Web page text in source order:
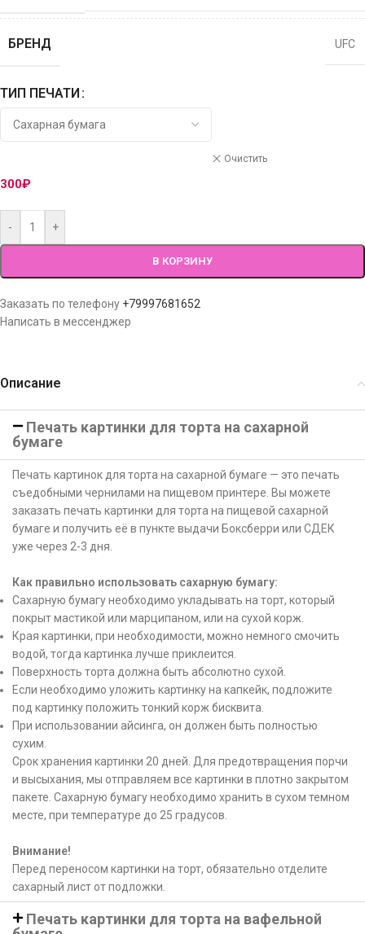
БРЕНД UFC
ТИП ПЕЧАТИ
Очистить
300₽
- +
В КОРЗИНУ
Заказать по телефону +79997681652
Написать в мессенджер
Описание
Печать картинки для торта на сахарной
бумаге
Печать картинок для торта на сахарной бумаге — это печать
съедобными чернилами на пищевом принтере. Вы можете
заказать печать картинки для торта на пищевой сахарной
бумаге и получить её в пункте выдачи Боксберри или СДЕК
уже через 2-3 дня.
Как правильно использовать сахарную бумагу:
Сахарную бумагу необходимо укладывать на торт, который
покрыт мастикой или марципаном, или на сухой корж.
Края картинки, при необходимости, можно немного смочить
водой, тогда картинка лучше приклеится.
Поверхность торта должна быть абсолютно сухой.
Если необходимо уложить картинку на капкейк, подложите
под картинку положить тонкий корж бисквита.
При использовании айсинга, он должен быть полностью
сухим.
Срок хранения картинки 20 дней. Для предотвращения порчи
и высыхания, мы отправляем все картинки в плотно закрытом
пакете. Сахарную бумагу необходимо хранить в сухом темном
месте, при температуре до 25 градусов.
Внимание!
Перед переносом картинки на торт, обязательно отделите
сахарный лист от подложки.
Печать картинки для торта на вафельной